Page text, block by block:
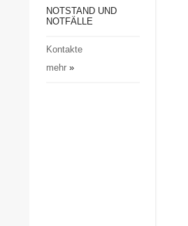
Gesellschaft
Notstand und
NOTSTAND UND
NOTFÄLLE
Kontakte
mehr»